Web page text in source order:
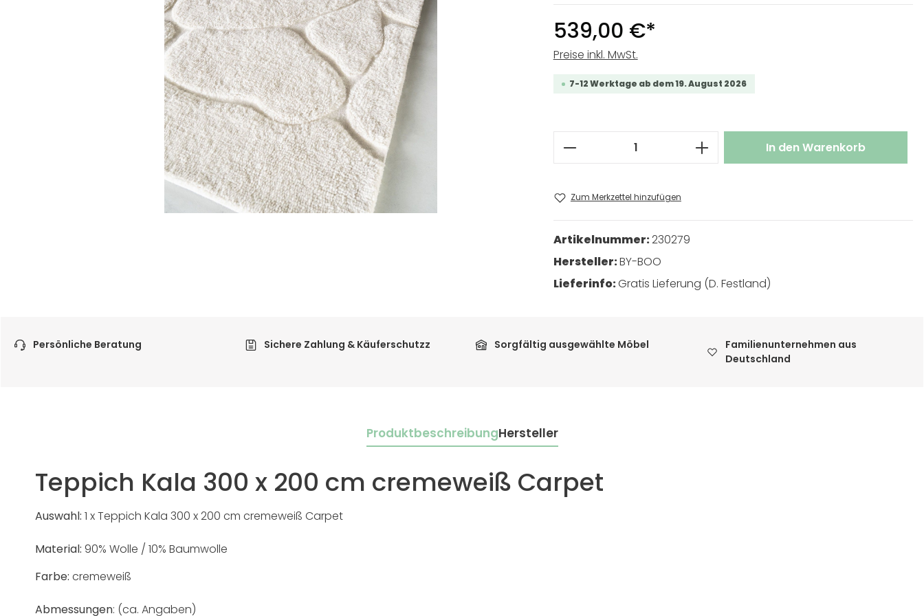
539,00 €*
Preise inkl. MwSt.
7-12 Werktage ab dem 19. August 2026
Produkt Anzahl: Gib den gewünschten
In den Warenkorb
Zum Merkzettel hinzufügen
Artikelnummer:230279
Hersteller:BY-BOO
Lieferinfo:Gratis Lieferung (D. Festland)
Persönliche Beratung Sichere Zahlung & Käuferschutzz Sorgfältig ausgewählte Möbel
Familienunternehmen aus
Deutschland
ProduktbeschreibungHersteller
Teppich Kala 300 x 200 cm cremeweiß Carpet
Auswahl: 1 x Teppich Kala 300 x 200 cm cremeweiß Carpet
Material: 90% Wolle / 10% Baumwolle
Farbe: cremeweiß
Abmessungen: (ca. Angaben)